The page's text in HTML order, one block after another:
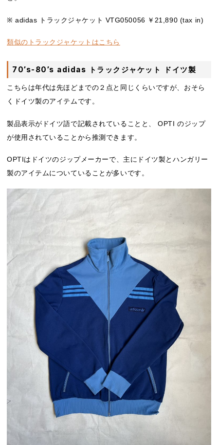
※ adidas トラックジャケット VTG050056 ￥21,890 (tax in)
類似のトラックジャケットはこちら
70’s-80’s adidas トラックジャケット ドイツ製
こちらは年代は先ほどまでの２点と同じくらいですが、おそら
くドイツ製のアイテムです。
製品表示がドイツ語で記載されていることと、 OPTI のジップ
が使用されていることから推測できます。
OPTIはドイツのジップメーカーで、主にドイツ製とハンガリー
製のアイテムについていることが多いです。